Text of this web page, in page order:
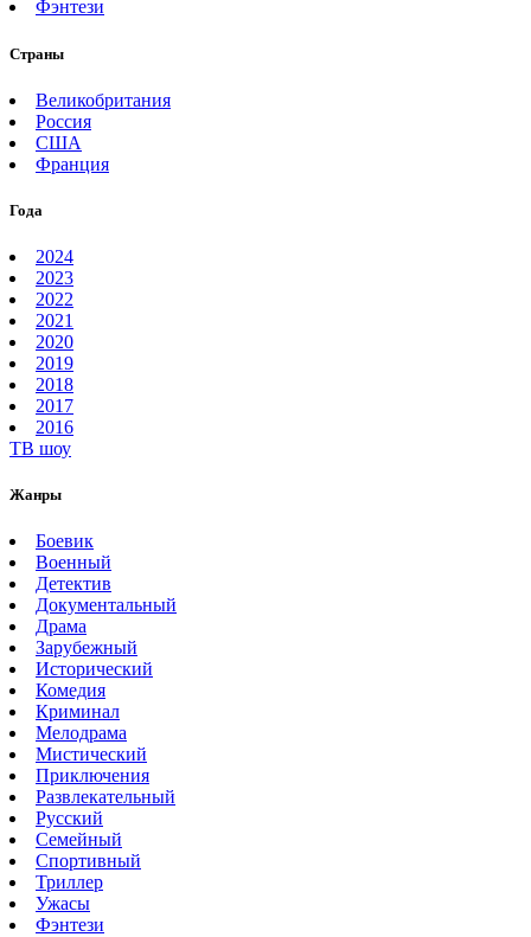
Фэнтези
Страны
Великобритания
Россия
США
Франция
Года
2024
2023
2022
2021
2020
2019
2018
2017
2016
ТВ шоу
Жанры
Боевик
Военный
Детектив
Документальный
Драма
Зарубежный
Исторический
Комедия
Криминал
Мелодрама
Мистический
Приключения
Развлекательный
Русский
Семейный
Спортивный
Триллер
Ужасы
Фэнтези